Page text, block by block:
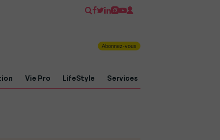
Abonnez-vous
Vie Pro LifeStyle Services